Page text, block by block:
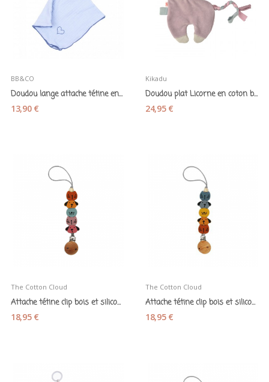
BB&CO
Doudou lange attache tétine en gaze de coton...
13,90 €
Kikadu
Doudou plat Licorne en coton bio - Kikadu
24,95 €
The Cotton Cloud
Attache tétine clip bois et silicone "Zoo Chat...
18,95 €
The Cotton Cloud
Attache tétine clip bois et silicone "Zoo Chat...
18,95 €